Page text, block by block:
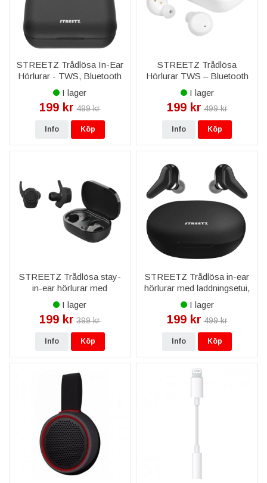
STREETZ Trådlösa In-Ear
Hörlurar - TWS, Bluetooth
5.0, Laddningsetui - Svart
I lager
199 kr 499 kr
Info Köp
STREETZ Trådlösa
Hörlurar TWS – Bluetooth
5.0, In-Ear, Laddningsetui -
Vit
I lager
199 kr 499 kr
Info Köp
STREETZ Trådlösa stay-
in-ear hörlurar med
laddningsetui, svetttåliga -
Svart
I lager
199 kr 399 kr
Info Köp
STREETZ Trådlösa in-ear
hörlurar med laddningsetui,
TWS, BT 5 - Svart
I lager
199 kr 499 kr
Info Köp